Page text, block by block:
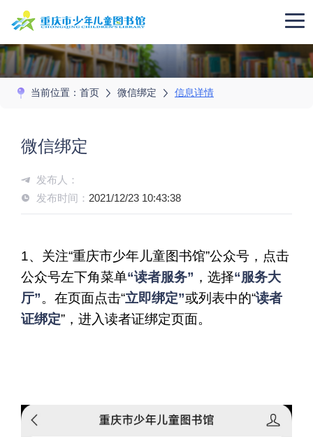
当前位置： 首页 微信绑定 信息详情
微信绑定
发布人：
发布时间： 2021/12/23 10:43:38
1、关注“重庆市少年儿童图书馆”公众号，点击
公众号左下角菜单“读者服务” ，选择“服务大
厅”。在页面点击“立即绑定”或列表中的“读者
证绑定”，进入读者证绑定页面。